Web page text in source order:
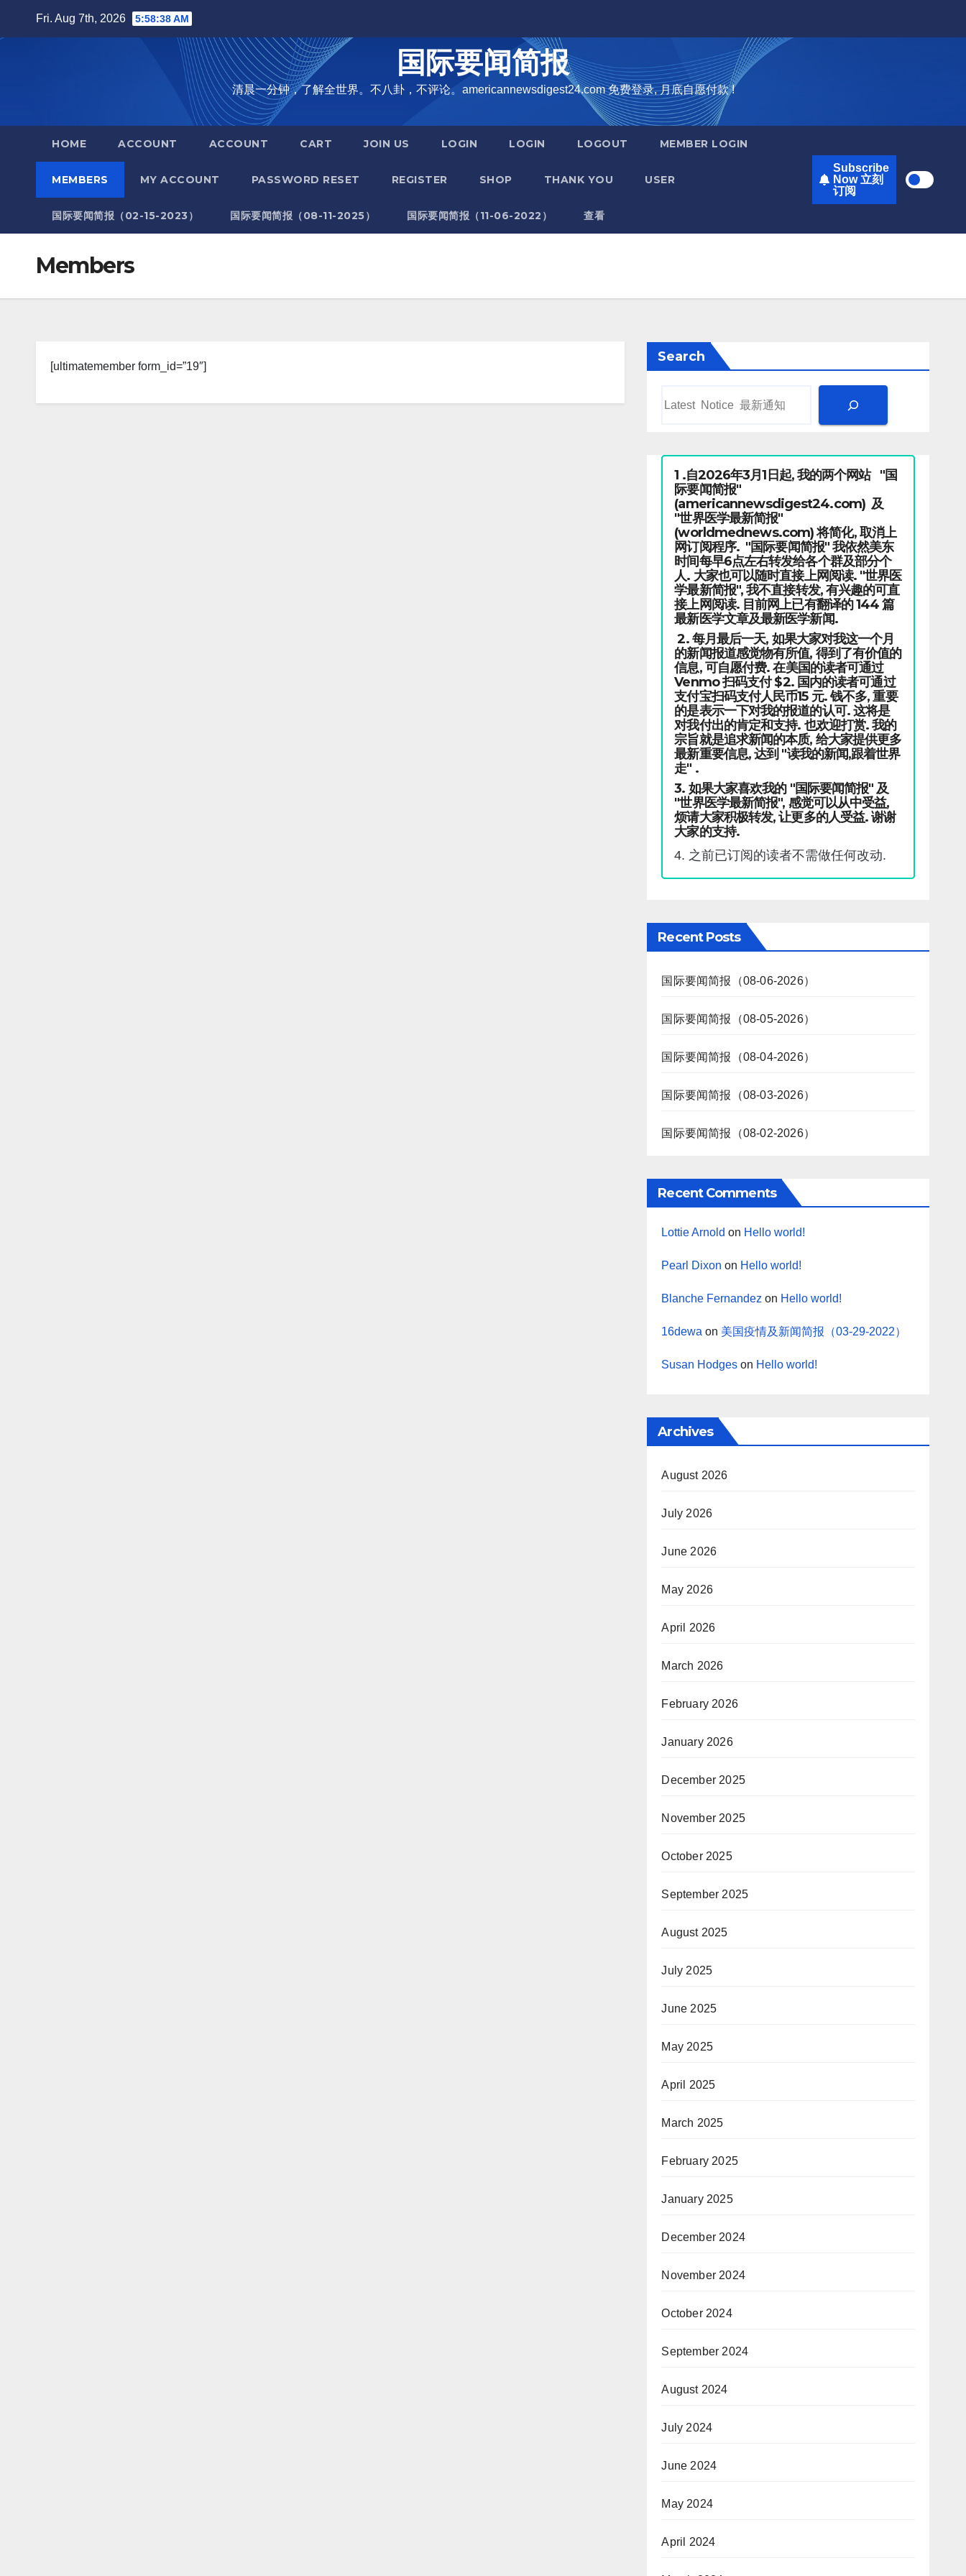
Fri. Aug 7th, 2026 5:58:39 AM
国际要闻简报
清晨一分钟，了解全世界。不八卦，不评论。americannewsdigest24.com 免费登录, 月底自愿付款 !
HOME ACCOUNT ACCOUNT CART JOIN US LOGIN LOGIN LOGOUT MEMBER LOGIN
MEMBERS MY ACCOUNT PASSWORD RESET REGISTER SHOP THANK YOU USER
国际要闻简报（02-15-2023） 国际要闻简报（08-11-2025） 国际要闻简报（11-06-2022） 查看
Subscribe
Now 立刻
订阅
Members
[ultimatemember form_id=”19″]
Search
1 .自2026年3月1日起, 我的两个网站 "国
际要闻简报"
(americannewsdigest24.com) 及
"世界医学最新简报"
(worldmednews.com) 将简化, 取消上
网订阅程序. "国际要闻简报" 我依然美东
时间每早6点左右转发给各个群及部分个
人. 大家也可以随时直接上网阅读. "世界医
学最新简报", 我不直接转发, 有兴趣的可直
接上网阅读. 目前网上已有翻译的 144 篇
最新医学文章及最新医学新闻.
2. 每月最后一天, 如果大家对我这一个月
的新闻报道感觉物有所值, 得到了有价值的
信息, 可自愿付费. 在美国的读者可通过
Venmo 扫码支付 $2. 国内的读者可通过
支付宝扫码支付人民币15 元. 钱不多, 重要
的是表示一下对我的报道的认可. 这将是
对我付出的肯定和支持. 也欢迎打赏. 我的
宗旨就是追求新闻的本质, 给大家提供更多
最新重要信息, 达到 "读我的新闻,跟着世界
走" .
3. 如果大家喜欢我的 "国际要闻简报" 及
"世界医学最新简报", 感觉可以从中受益,
烦请大家积极转发, 让更多的人受益. 谢谢
大家的支持.
4. 之前已订阅的读者不需做任何改动.
Recent Posts
国际要闻简报（08-06-2026）
国际要闻简报（08-05-2026）
国际要闻简报（08-04-2026）
国际要闻简报（08-03-2026）
国际要闻简报（08-02-2026）
Recent Comments
Lottie Arnold on Hello world!
Pearl Dixon on Hello world!
Blanche Fernandez on Hello world!
16dewa on 美国疫情及新闻简报（03-29-2022）
Susan Hodges on Hello world!
Archives
August 2026
July 2026
June 2026
May 2026
April 2026
March 2026
February 2026
January 2026
December 2025
November 2025
October 2025
September 2025
August 2025
July 2025
June 2025
May 2025
April 2025
March 2025
February 2025
January 2025
December 2024
November 2024
October 2024
September 2024
August 2024
July 2024
June 2024
May 2024
April 2024